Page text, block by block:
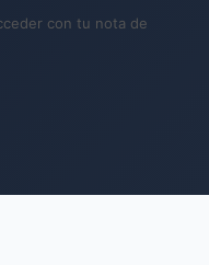
con tu nota de